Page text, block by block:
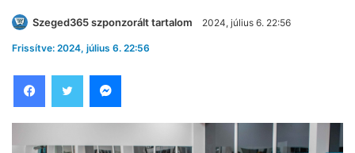
Szeged365 szponzorált tartalom 2024, július 6. 22:56
Frissítve: 2024, július 6. 22:56